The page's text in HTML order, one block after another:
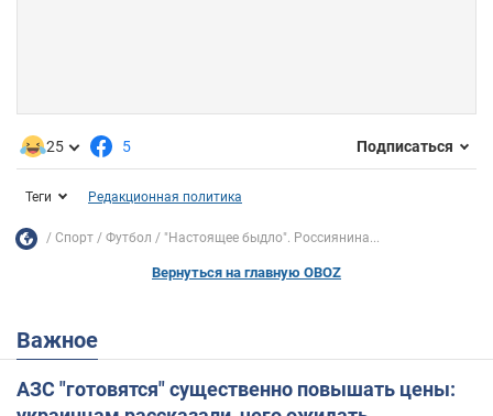
25 5 Подписаться
Теги Редакционная политика
Спорт Футбол "Настоящее быдло". Россиянина...
Вернуться на главную OBOZ
Важное
АЗС "готовятся" существенно повышать цены: